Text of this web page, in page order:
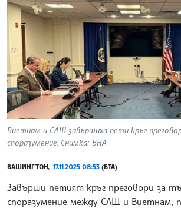
Виетнам и САЩ завършиха пети кръг
споразумение. Снимка: ВНА
ВАШИНГТОН, 17.11.2025 08:53 (БТА)
Завърши петият кръг преговори за
споразумение между САЩ и Виетнам,